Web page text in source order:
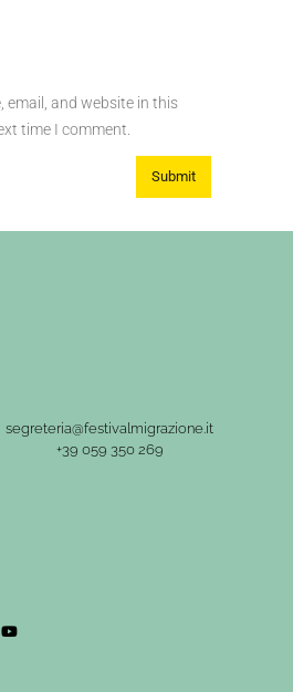
email, and website in this
time I comment.
segreteria@festivalmigrazione.it
+39 059 350 269